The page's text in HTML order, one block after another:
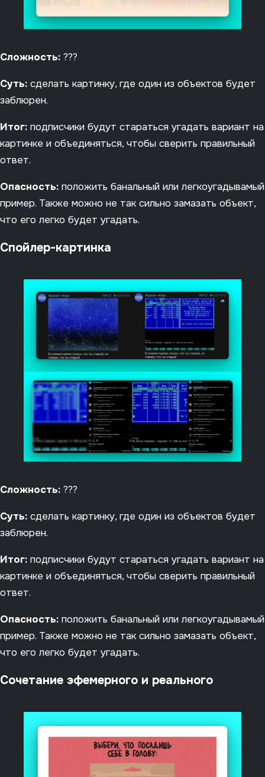
Сложность: ???
Суть: сделать картинку, где один из объектов будет
заблюрен.
Итог: подписчики будут стараться угадать вариант на
картинке и объединяться, чтобы сверить правильный
ответ.
Опасность: положить банальный или легкоугадывамый
пример. Также можно не так сильно замазать объект,
что его легко будет угадать.
Cпойлер-картинка
Сложность: ???
Суть: сделать картинку, где один из объектов будет
заблюрен.
Итог: подписчики будут стараться угадать вариант на
картинке и объединяться, чтобы сверить правильный
ответ.
Опасность: положить банальный или легкоугадывамый
пример. Также можно не так сильно замазать объект,
что его легко будет угадать.
Сочетание эфемерного и реального